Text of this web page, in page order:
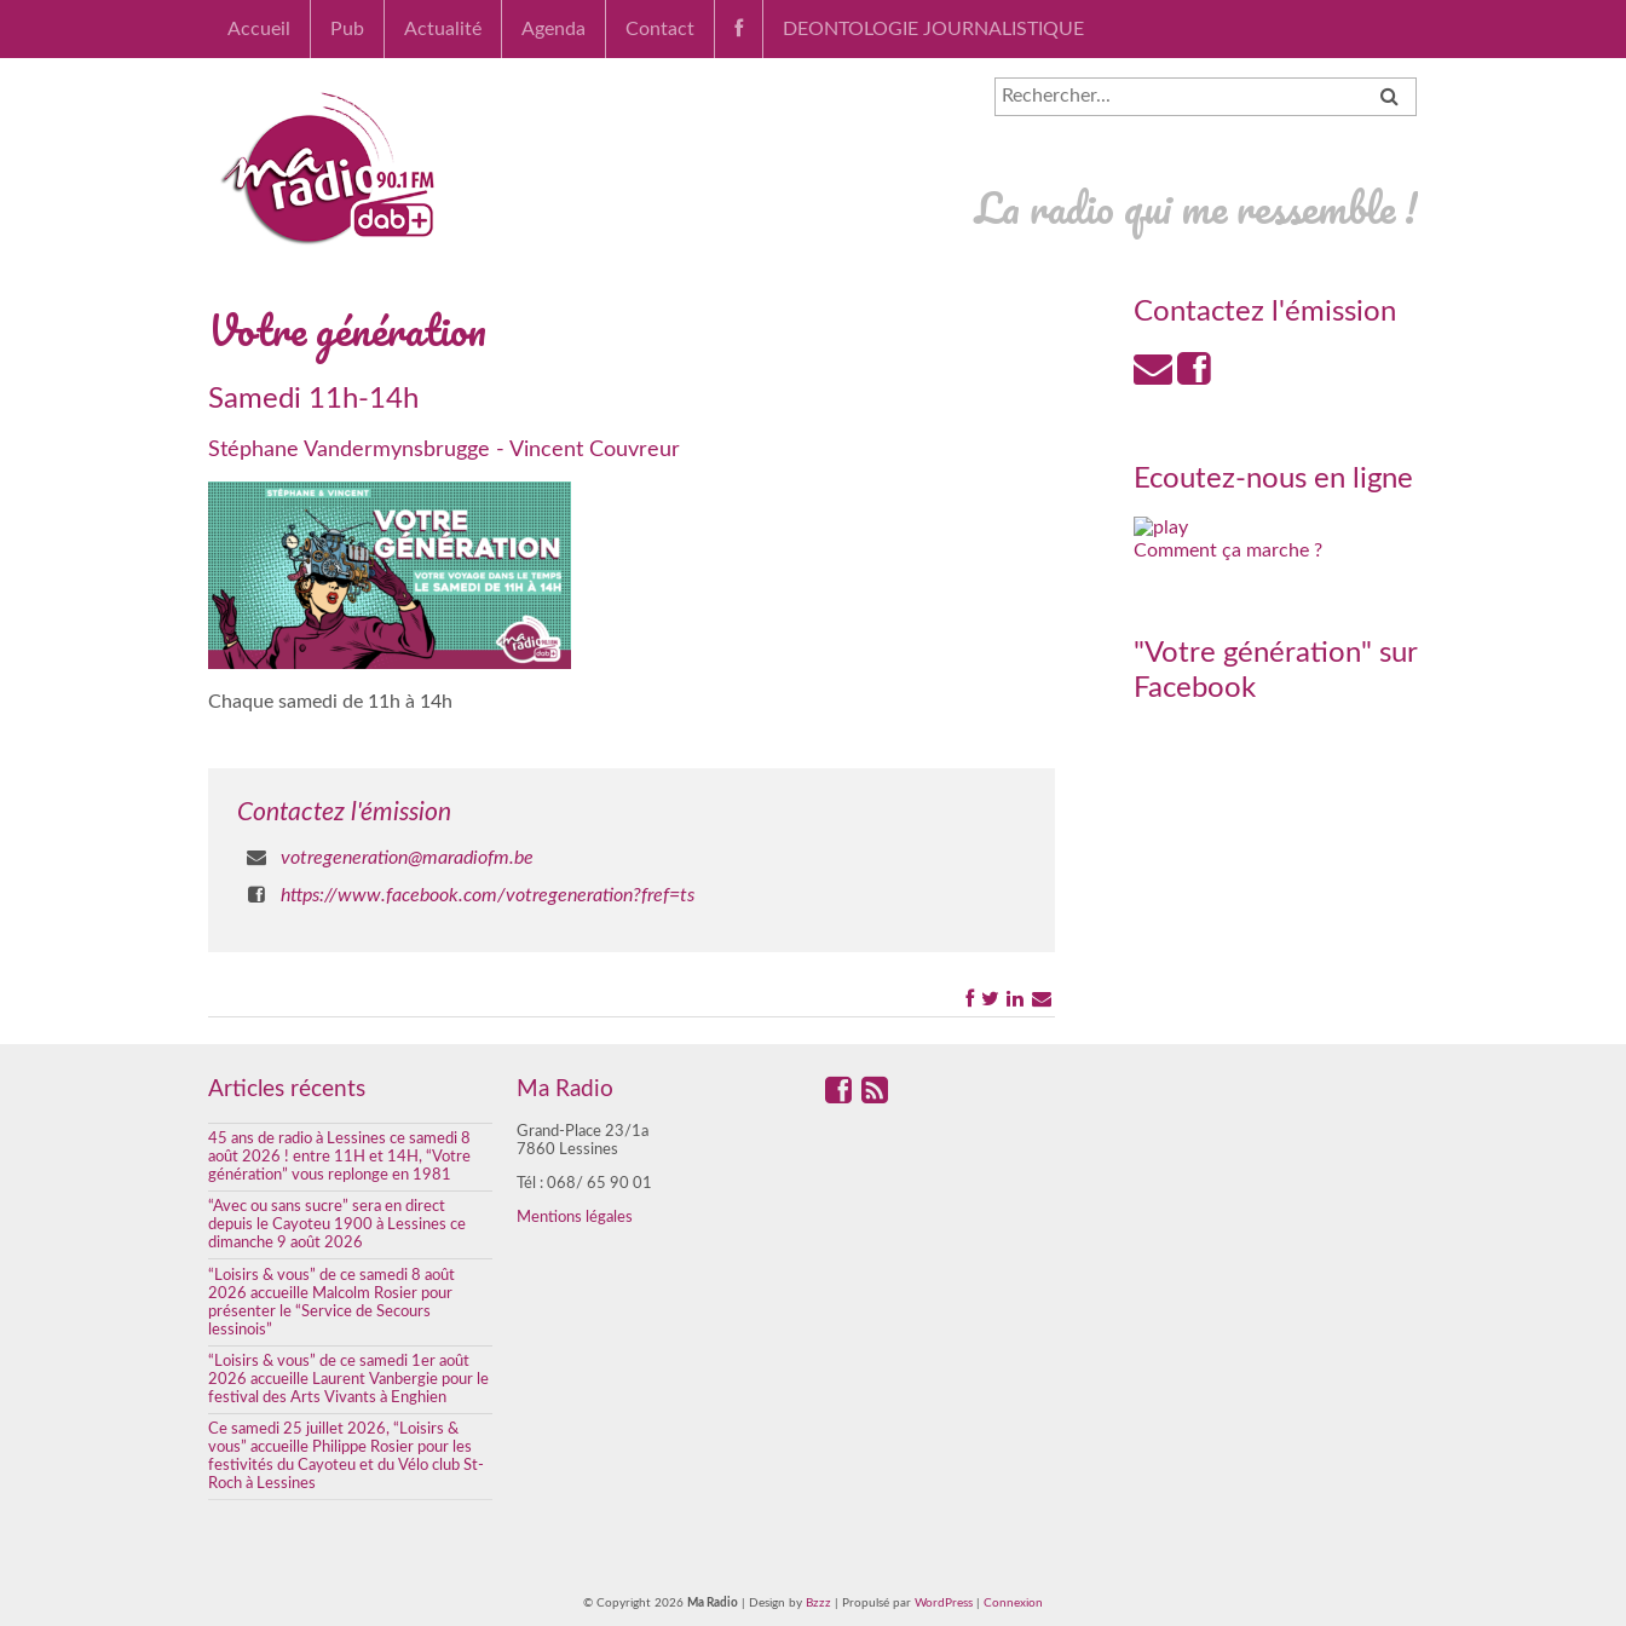
Accueil Pub Actualité Agenda Contact DEONTOLOGIE JOURNALISTIQUE
La radio qui me ressemble !
Votre génération
Samedi 11h-14h
Stéphane Vandermynsbrugge - Vincent Couvreur
Chaque samedi de 11h à 14h
Contactez l'émission
votregeneration@maradiofm.be
https://www.facebook.com/votregeneration?fref=ts
Contactez l'émission
Ecoutez-nous en ligne
Comment ça marche ?
"Votre génération" sur
Facebook
Articles récents
45 ans de radio à Lessines ce samedi 8
août 2026 ! entre 11H et 14H, “Votre
génération” vous replonge en 1981
“Avec ou sans sucre” sera en direct
depuis le Cayoteu 1900 à Lessines ce
dimanche 9 août 2026
“Loisirs & vous” de ce samedi 8 août
2026 accueille Malcolm Rosier pour
présenter le “Service de Secours
lessinois”
“Loisirs & vous” de ce samedi 1er août
2026 accueille Laurent Vanbergie pour le
festival des Arts Vivants à Enghien
Ce samedi 25 juillet 2026, “Loisirs &
vous” accueille Philippe Rosier pour les
festivités du Cayoteu et du Vélo club St-
Roch à Lessines
Ma Radio
Grand-Place 23/1a
7860 Lessines
Tél : 068/ 65 90 01
Mentions légales
© Copyright 2026 Ma Radio | Design by Bzzz | Propulsé par WordPress Connexion